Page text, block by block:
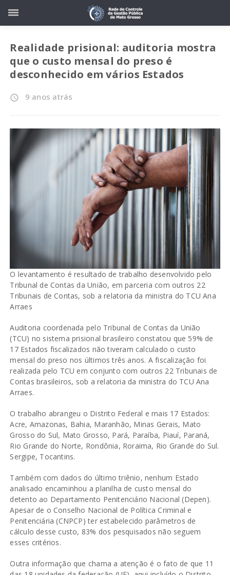
Realidade prisional: auditoria mostra
que o custo mensal do preso é
desconhecido em vários Estados
access_time 9 anos atrás
O levantamento é resultado de trabalho desenvolvido pelo
Tribunal de Contas da União, em parceria com outros 22
Tribunais de Contas, sob a relatoria da ministra do TCU Ana
Arraes
Auditoria coordenada pelo Tribunal de Contas da União
(TCU) no sistema prisional brasileiro constatou que 59% de
17 Estados fiscalizados não tiveram calculado o custo
mensal do preso nos últimos três anos. A fiscalização foi
realizada pelo TCU em conjunto com outros 22 Tribunais de
Contas brasileiros, sob a relatoria da ministra do TCU Ana
Arraes.
O trabalho abrangeu o Distrito Federal e mais 17 Estados:
Acre, Amazonas, Bahia, Maranhão, Minas Gerais, Mato
Grosso do Sul, Mato Grosso, Pará, Paraíba, Piauí, Paraná,
Rio Grande do Norte, Rondônia, Roraima, Rio Grande do Sul.
Sergipe, Tocantins.
Também com dados do último triênio, nenhum Estado
analisado encaminhou a planilha de custo mensal do
detento ao Departamento Penitenciário Nacional (Depen).
Apesar de o Conselho Nacional de Política Criminal e
Penitenciária (CNPCP) ter estabelecido parâmetros de
cálculo desse custo, 83% dos pesquisados não seguem
esses critérios.
Outra informação que chama a atenção é o fato de que 11